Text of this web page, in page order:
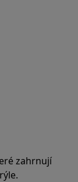
zahrnují